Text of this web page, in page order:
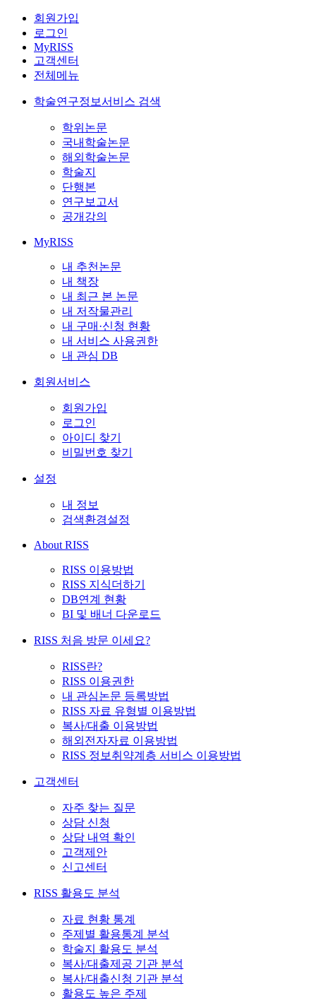
회원가입
로그인
MyRISS
고객센터
전체메뉴
학술연구정보서비스 검색
학위논문
국내학술논문
해외학술논문
학술지
단행본
연구보고서
공개강의
MyRISS
내 추천논문
내 책장
내 최근 본 논문
내 저작물관리
내 구매·신청 현황
내 서비스 사용권한
내 관심 DB
회원서비스
회원가입
로그인
아이디 찾기
비밀번호 찾기
설정
내 정보
검색환경설정
About RISS
RISS 이용방법
RISS 지식더하기
DB연계 현황
BI 및 배너 다운로드
RISS 처음 방문 이세요?
RISS란?
RISS 이용권한
내 관심논문 등록방법
RISS 자료 유형별 이용방법
복사/대출 이용방법
해외전자자료 이용방법
RISS 정보취약계층 서비스 이용방법
고객센터
자주 찾는 질문
상담 신청
상담 내역 확인
고객제안
신고센터
RISS 활용도 분석
자료 현황 통계
주제별 활용통계 분석
학술지 활용도 분석
복사/대출제공 기관 분석
복사/대출신청 기관 분석
활용도 높은 주제